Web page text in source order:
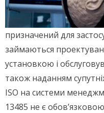
призначений для
займаються
установкою і
також наданням
ISO на системи
13485 не є